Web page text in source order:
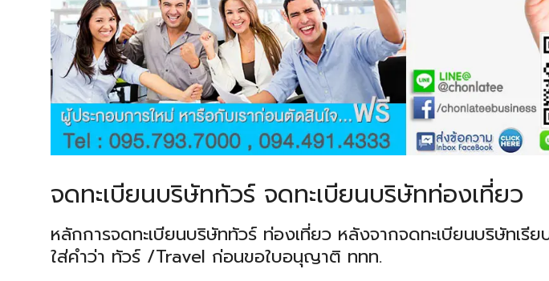
จดทะเบียนบริษัททัวร์ จดทะเบียนบริษัทท่องเที่ยว
หลักการจดทะเบียนบริษัททัวร์ ท่องเที่ยว หลังจากจดทะเบียนบริษัทเรี
ใส่คำว่า ทัวร์ /Travel ก่อนขอใบอนุญาติ ททท.